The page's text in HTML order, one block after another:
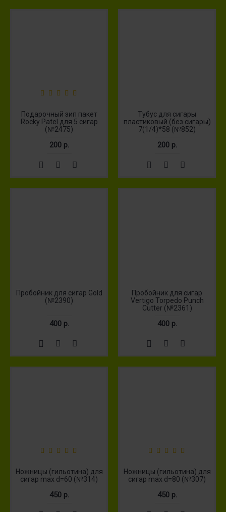
Подарочный зип пакет
Rocky Patel для 5 сигар
(№2475)
200 р.
Тубус для сигары
пластиковый (без сигары)
7(1/4)*58 (№852)
200 р.
Пробойник для сигар Gold
(№2390)
400 р.
Пробойник для сигар
Vertigo Torpedo Punch
Cutter (№2361)
400 р.
Ножницы (гильотина) для
сигар max d=60 (№314)
450 р.
Ножницы (гильотина) для
сигар max d=80 (№307)
450 р.